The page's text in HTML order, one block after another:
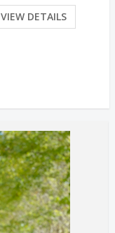
VIEW DETAILS